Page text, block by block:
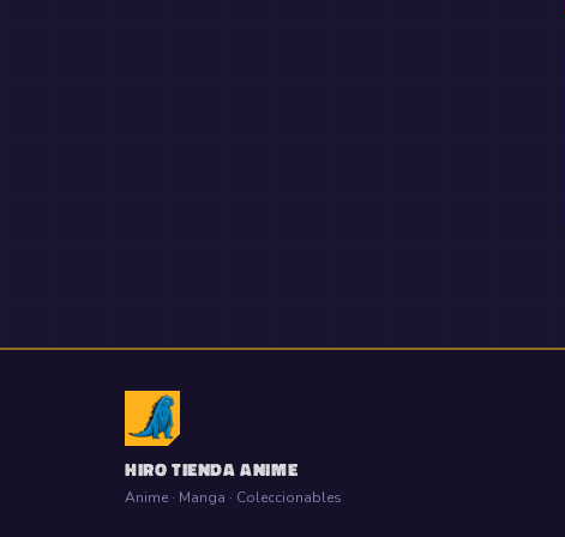
HIRO TIENDA ANIME
Anime · Manga · Coleccionables